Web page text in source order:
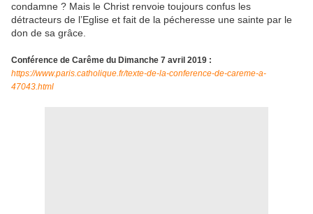
condamne ? Mais le Christ renvoie toujours confus les
détracteurs de l’Eglise et fait de la pécheresse une sainte par le
don de sa grâce.
Conférence de Carême du Dimanche 7 avril 2019 :
https://www.paris.catholique.fr/texte-de-la-conference-de-careme-a-
47043.html